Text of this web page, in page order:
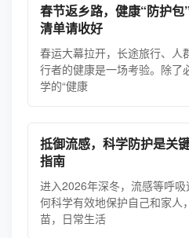
春节返乡路，健康“防护
清单请收好
春运大幕拉开，长途旅行、人
行者的健康是一场考验。除了
学的“健康
抵御流感，科学防护是关
指南
进入2026年深冬，流感等呼
何科学有效地保护自己和家人
苗，日常生活